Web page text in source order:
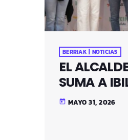
BERRIAK | NOTICIAS
EL
SUMA A
today MAYO 31, 2026